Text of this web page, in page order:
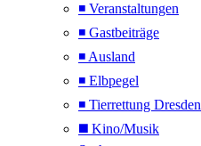
◾ Veranstaltungen
◾ Gastbeiträge
◾ Ausland
◾ Elbpegel
◾ Tierrettung Dresden
◼️ Kino/Musik